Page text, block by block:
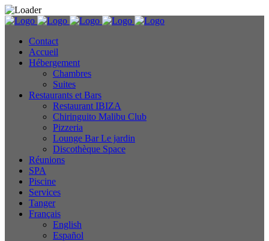
Contact
Accueil
Hébergement
Chambres
Suites
Restaurants et Bars
Restaurant IBIZA
Chiringuito Malibu Club
Pizzeria
Lounge Bar Le jardin
Discothèque Space
Réunions
SPA
Piscine
Services
Tanger
Français
English
Español